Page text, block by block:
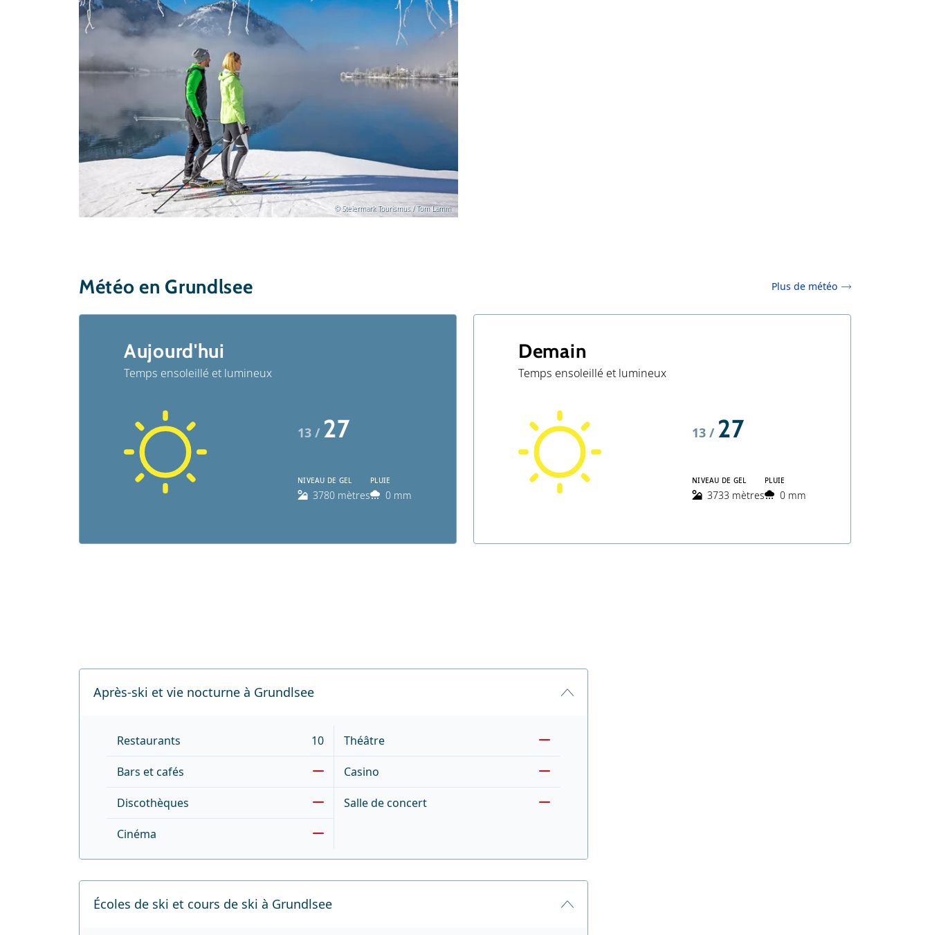
© Steiermark Tourismus / Tom Lamm
Météo en Grundlsee Plus de météo
Aujourd'hui
Temps ensoleillé et lumineux
13 / 27
NIVEAU DE GEL
3780 mètres
PLUIE
0 mm
Demain
Temps ensoleillé et lumineux
13 / 27
NIVEAU DE GEL
3733 mètres
PLUIE
0 mm
Après-ski et vie nocturne à Grundlsee
Restaurants 10
Bars et cafés
Discothèques
Cinéma
Théâtre
Casino
Salle de concert
Écoles de ski et cours de ski à Grundlsee